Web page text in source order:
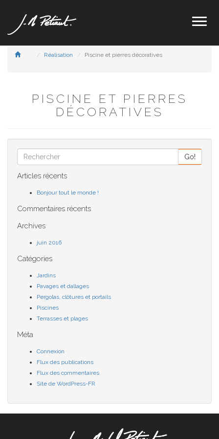
Réalisation Piscine et pierres décoratives
PISCINE ET PIERRES
DÉCORATIVES
Go!
Articles récents
Bonjour tout le monde !
Commentaires récents
Archives
juin 2016
Catégories
Jardins
Pavages et dallages
Pergolas, clôtures et portails
Piscines
Terrasses et plages
Méta
Connexion
Flux des publications
Flux des commentaires
Site de WordPress-FR